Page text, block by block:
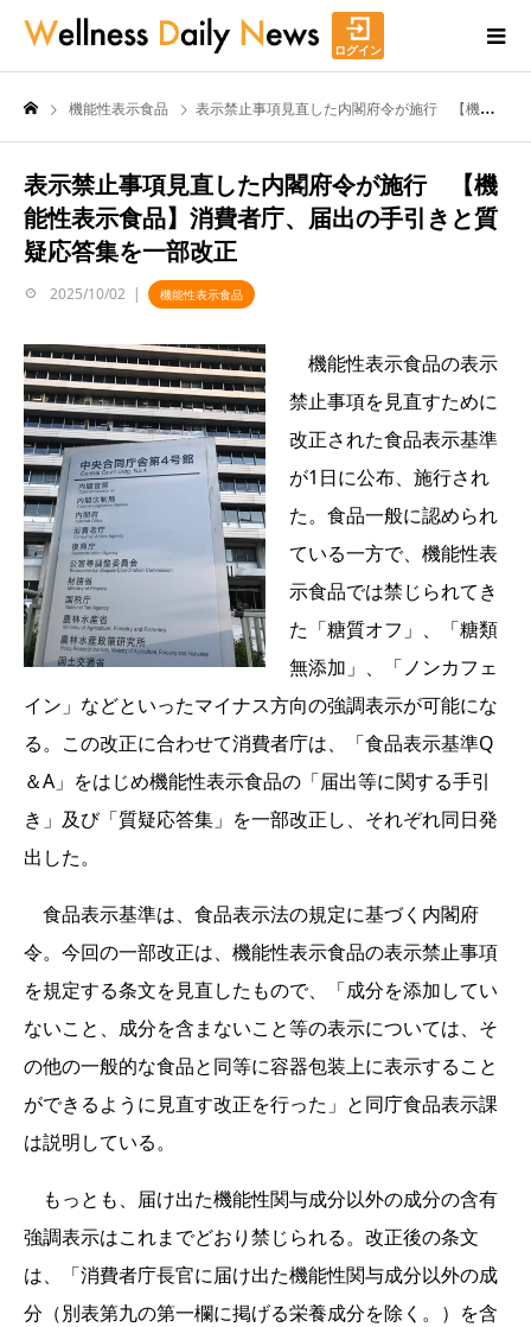
ログイン
機能性表示食品 表示禁止事項見直した内閣府令が施行 【機能性表示食品】消費者庁、届出の手引きと質疑応答集を一部改正
表示禁止事項見直した内閣府令が施行 【機
能性表示食品】消費者庁、届出の手引きと質
疑応答集を一部改正
2025/10/02 機能性表示食品
機能性表示食品の表示
禁止事項を見直すために
改正された食品表示基準
が1日に公布、施行され
た。食品一般に認められ
ている一方で、機能性表
示食品では禁じられてき
た「糖質オフ」、「糖類
無添加」、「ノンカフェ
イン」などといったマイナス方向の強調表示が可能にな
る。この改正に合わせて消費者庁は、「食品表示基準Q
＆A」をはじめ機能性表示食品の「届出等に関する手引
き」及び「質疑応答集」を一部改正し、それぞれ同日発
出した。
食品表示基準は、食品表示法の規定に基づく内閣府
令。今回の一部改正は、機能性表示食品の表示禁止事項
を規定する条文を見直したもので、「成分を添加してい
ないこと、成分を含まないこと等の表示については、そ
の他の一般的な食品と同等に容器包装上に表示すること
ができるように見直す改正を行った」と同庁食品表示課
は説明している。
もっとも、届け出た機能性関与成分以外の成分の含有
強調表示はこれまでどおり禁じられる。改正後の条文
は、「消費者庁長官に届け出た機能性関与成分以外の成
分（別表第九の第一欄に掲げる栄養成分を除く。）を含